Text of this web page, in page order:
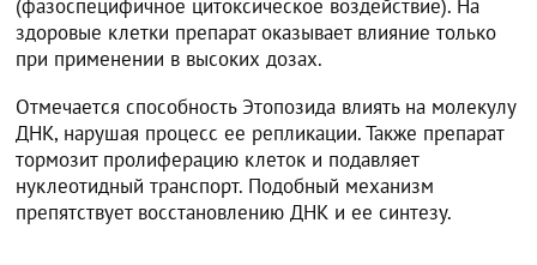
(фазоспецифичное цитоксическое воздействие). На
здоровые клетки препарат оказывает влияние только
при применении в высоких дозах.
Отмечается способность Этопозида влиять на молекулу
ДНК, нарушая процесс ее репликации. Также препарат
тормозит пролиферацию клеток и подавляет
нуклеотидный транспорт. Подобный механизм
препятствует восстановлению ДНК и ее синтезу.